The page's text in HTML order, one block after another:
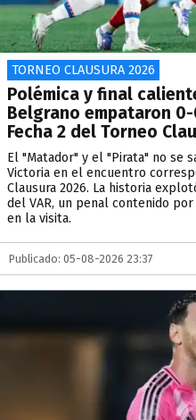
TORNEO CLAUSURA 2026
Polémica y final
Belgrano empataron
Fecha 2 del Torneo
El "Matador" y el "Pirata" no se
Victoria en el encuentro
Clausura 2026. La historia
del VAR, un penal contenido
en la visita.
Publicado: 05-08-2026 23:37